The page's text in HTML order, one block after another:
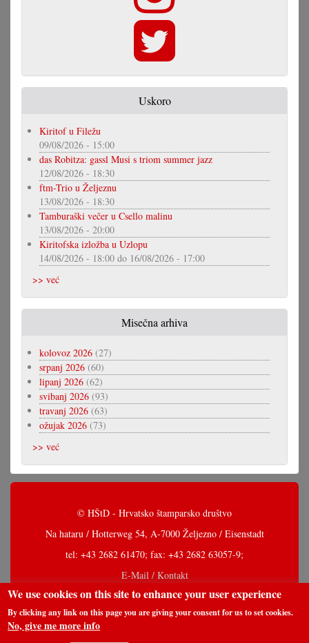
Uskoro
Kiritof u Filežu
09/08/2026 - 15:00
das Robitza: gassl Musi s triom summer jazz
12/08/2026 - 18:30
ftm-Trio u Željeznu
13/08/2026 - 18:30
Tamburaški večer u Csello malinu
13/08/2026 - 20:00
Kiritofska izložba u Uzlopu
14/08/2026 - 18:00 do 16/08/2026 - 17:00
>> već
Misečna arhiva
kolovoz 2026 (27)
srpanj 2026 (60)
lipanj 2026 (62)
svibanj 2026 (93)
travanj 2026 (63)
ožujak 2026 (73)
>> već
© HŠtD - Hrvatsko štamparsko društvo
Na hataru / Hotterweg 54, A-7000 Željezno / Eisenstadt
tel: +43 2682 61470; fax: +43 2682 63057-9;
E-Mail / Kontakt
We use cookies on this site to enhance your user experience
By clicking any link on this page you are giving your consent for us to set cookies.
No, give me more info